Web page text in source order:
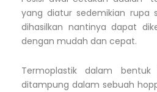
yang diatur sedemikian rupa
dihasilkan nantinya dapat
dengan mudah dan cepat.
Termoplastik dalam
ditampung dalam sebuah